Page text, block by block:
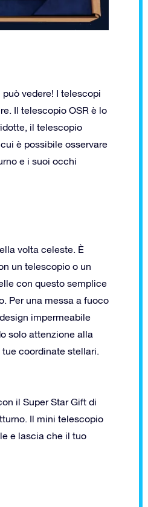
vedere! I telescopi
Il telescopio OSR è lo
il telescopio
è possibile osservare
e i suoi occhi
volta celeste. È
un telescopio o un
con questo semplice
Per una messa a fuoco
impermeabile
solo attenzione alla
coordinate stellari.
il Super Star Gift di
Il mini telescopio
e lascia che il tuo